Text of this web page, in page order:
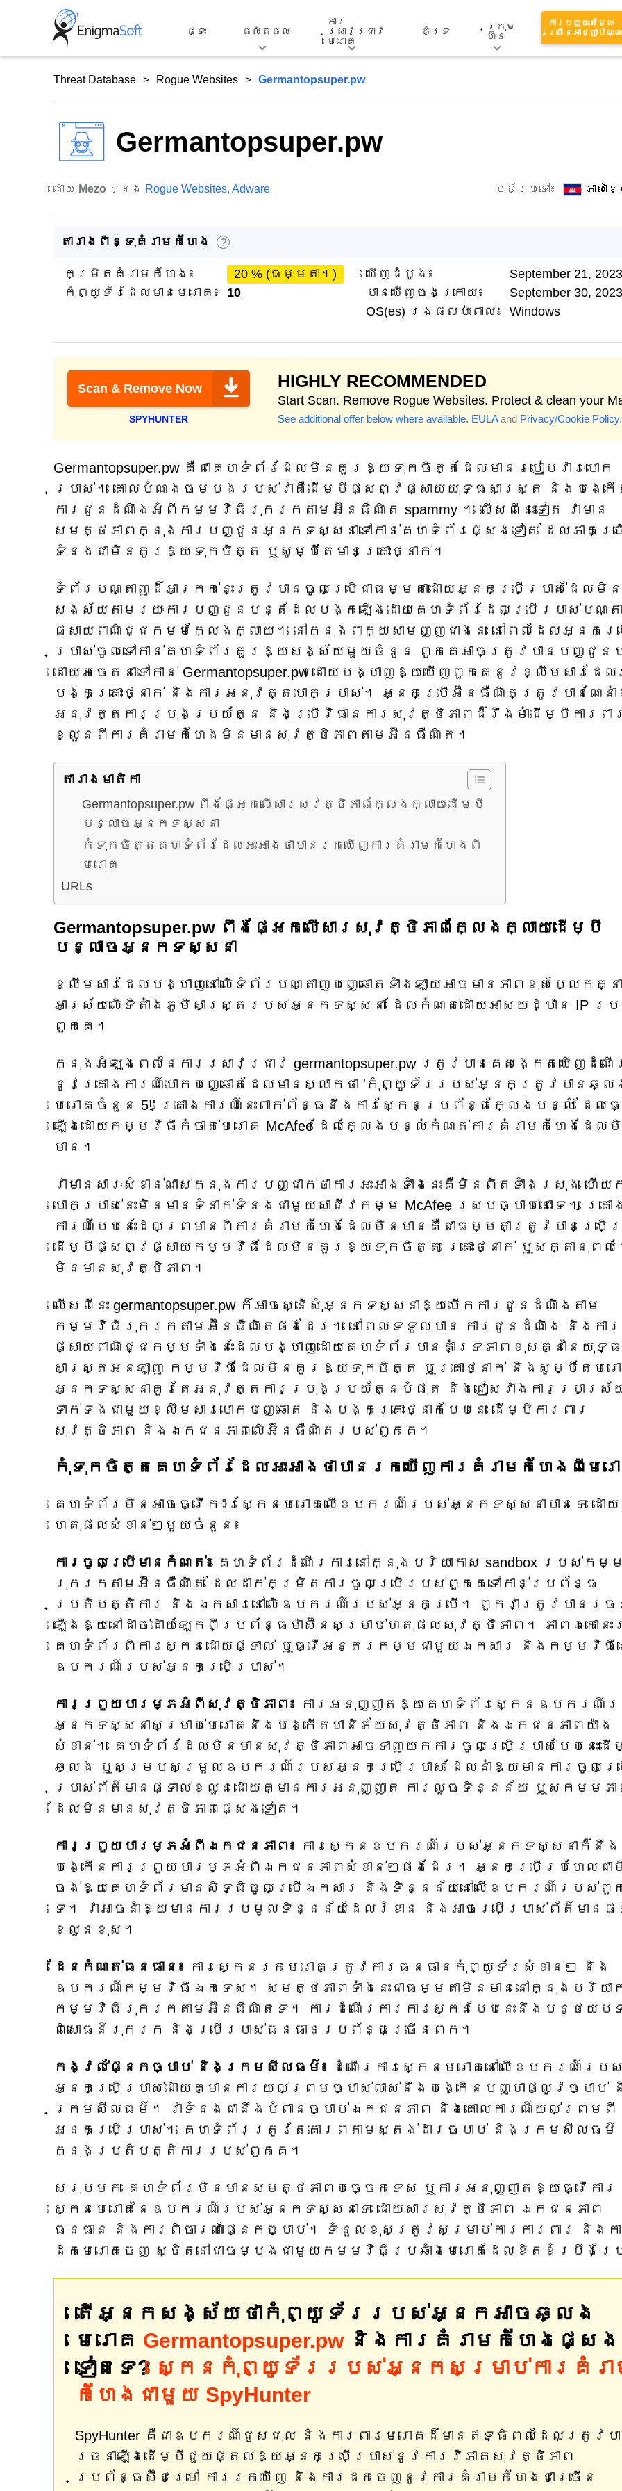
ផ្ទះ ផលិតផល
ការ
ស្រាវជ្រាវ
មេរោគ
គាំទ្រ
ក្រុម
ហ៊ុន
ការបញ្ចុះតម្លៃ
ច្រើនអាជ្ញាប័ណ្ណ
Threat Database Rogue Websites Germantopsuper.pw
Germantopsuper.pw
ដោយ Mezo ក្នុង Rogue Websites, Adware បកប្រែទៅ៖ ភាសាខ្
តារាងពិន្ទុគំរាមកំហែង ?
កម្រិតគំរាមកំហែង៖
20 % (ធម្មតា។)
កុំព្យូទ័រដែលមានមេរោគ៖
10
ឃើញដំបូង៖
September 21, 2023
បានឃើញចុងក្រោយ៖
September 30, 2023
OS(es) រងផលប៉ះពាល់៖
Windows
Scan & Remove Now
SPYHUNTER
HIGHLY RECOMMENDED
Start Scan. Remove Rogue Websites. Protect & clean your
See additional offer below where available. EULAand Privacy/Cookie Policy.
Germantopsuper.pw គឺជាគេហទំព័រដែលមិនគួរឱ្យទុកចិត្តដែលមានរបៀបវារៈបោក
ប្រាស់។ គោលបំណងចម្បងរបស់វាគឺដើម្បីផ្សព្វផ្សាយយុទ្ធសាស្ត្រ និងបង្កើ
ការជូនដំណឹងអំពីកម្មវិធីរុករកតាមអ៊ីនធឺណិត spammy ។ លើសពីនេះទៀត វាមាន
សមត្ថភាពក្នុងការបញ្ជូនអ្នកទស្សនាទៅកាន់គេហទំព័រផ្សេងទៀត ដែលភាគច្រ
ទំនងជាមិនគួរឱ្យទុកចិត្ត ឬសូម្បីតែមានគ្រោះថ្នាក់។
ទំព័របណ្តាញដ៏អាក្រក់នេះត្រូវបានចូលប្រើជាធម្មតាដោយអ្នកប្រើប្រាស់ដែលមិន
សង្ស័យតាមរយៈការបញ្ជូនបន្តដែលបង្កឡើងដោយគេហទំព័រដែលប្រើប្រាស់បណ្ត
ផ្សាយពាណិជ្ជកម្មក្លែងក្លាយ។ នៅក្នុងពាក្យសាមញ្ញជាងនេះ នៅពេលដែលអ្នកប្រ
ប្រាស់ចូលទៅកាន់គេហទំព័រគួរឱ្យសង្ស័យមួយចំនួន ពួកគេអាចត្រូវបានបញ្ជូន
ដោយអចេតនាទៅកាន់ Germantopsuper.pw ដោយបង្ហាញឱ្យឃើញពួកគេនូវខ្លឹមសារដែល
បង្កគ្រោះថ្នាក់ និងការអនុវត្តបោកប្រាស់។ អ្នក​ប្រើ​អ៊ីនធឺណិត​ត្រូវ​បាន​ណែន
អនុវត្ត​ការ​ប្រុង​ប្រយ័ត្ន និង​ប្រើ​វិធានការ​សុវត្ថិភាព​ដ៏​រឹងមាំ​ដើម្បី​ការពារ​
ខ្លួន​ពី​ការ​គំរាម​កំហែង​មិន​មាន​សុវត្ថិភាព​តាម​អ៊ីនធឺណិត។
តារាង​មាតិកា
Germantopsuper.pw ពឹងផ្អែកលើសារសុវត្ថិភាពក្លែងក្លាយដើម្បី
បន្លាចអ្នកទស្សនា
កុំទុកចិត្តគេហទំព័រដែលអះអាងថាបានរកឃើញការគំរាមកំហែងពី
មេរោគ
URLs
Germantopsuper.pw ពឹងផ្អែកលើសារសុវត្ថិភាពក្លែងក្លាយដើម្បី
បន្លាចអ្នកទស្សនា
ខ្លឹមសារដែលបង្ហាញនៅលើទំព័របណ្តាញបញ្ឆោតទាំងឡាយអាចមានភាពខុសប្លែកគ្នា
អាស្រ័យលើទីតាំងភូមិសាស្រ្តរបស់អ្នកទស្សនា ដែលកំណត់ដោយអាសយដ្ឋាន IP រ
ពួកគេ។
ក្នុងអំឡុងពេលនៃការស្រាវជ្រាវ germantopsuper.pw ត្រូវបានគេសង្កេតឃើញដំណើ
នូវគ្រោងការណ៍បោកបញ្ឆោតដែលមានស្លាកថា 'កុំព្យូទ័ររបស់អ្នកត្រូវបានឆ្ល
មេរោគចំនួន 5!' គ្រោងការណ៍នេះពាក់ព័ន្ធនឹងការស្កែនប្រព័ន្ធក្លែងបន្លំ ដែលធ្
ឡើងដោយកម្មវិធីកំចាត់មេរោគ McAfee ដែលក្លែងបន្លំកំណត់ការគំរាមកំហែងដែល
មាន។
វាមានសារៈសំខាន់ណាស់ក្នុងការបញ្ជាក់ថាការអះអាងទាំងនេះគឺមិនពិតទាំងស្រុង ហើយក
បោកប្រាស់នេះមិនមានទំនាក់ទំនងជាមួយសាជីវកម្ម McAfee ស្របច្បាប់នោះទេ។ គ្រោង
ការណ៍បែបនេះដែលព្រមានពីការគំរាមកំហែងដែលមិនមានគឺជាធម្មតាត្រូវបានប្រើ
ដើម្បីផ្សព្វផ្សាយកម្មវិធីដែលមិនគួរឱ្យទុកចិត្ត គ្រោះថ្នាក់ ឬសក្តានុពល
មិនមានសុវត្ថិភាព។
លើសពីនេះ germantopsuper.pw ក៏អាចស្នើសុំអ្នកទស្សនាឱ្យបើកការជូនដំណឹងតាម
កម្មវិធីរុករកតាមអ៊ីនធឺណិតផងដែរ។ នៅពេលទទួលបាន ការជូនដំណឹង និងការ
ផ្សាយពាណិជ្ជកម្មទាំងនេះដែលបង្ហាញដោយគេហទំព័របានគាំទ្រភាពខុសគ្នានៃយុទ្ធ
សាស្ត្រអនឡាញ កម្មវិធីដែលមិនគួរឱ្យទុកចិត្ត ឬគ្រោះថ្នាក់ និងសូម្បីតែមេរ
អ្នកទស្សនាគួរតែអនុវត្តការប្រុងប្រយ័ត្នបំផុត និងជៀសវាងការប្រាស្រ័
ទាក់ទងជាមួយខ្លឹមសារបោកបញ្ឆោត និងបង្កគ្រោះថ្នាក់បែបនេះ ដើម្បីការពារ
សុវត្ថិភាព និងឯកជនភាពលើអ៊ីនធឺណិតរបស់ពួកគេ។
កុំទុកចិត្តគេហទំព័រដែលអះអាងថាបានរកឃើញការគំរាមកំហែងពីមេរ
គេហទំព័រមិនអាចធ្វើការស្កែនមេរោគលើឧបករណ៍របស់អ្នកទស្សនាបានទេ ដោយ
ហេតុផលសំខាន់ៗមួយចំនួន៖
ការចូលប្រើមានកំណត់៖ គេហទំព័រដំណើរការនៅក្នុងបរិយាកាស sandbox របស់កម្
រុករកតាមអ៊ីនធឺណិត ដែលដាក់កម្រិតការចូលប្រើរបស់ពួកគេទៅកាន់ប្រព័ន្ធ
ប្រតិបត្តិការ និងឯកសារនៅលើឧបករណ៍របស់អ្នកប្រើ។ ពួកវាត្រូវបានរចន
ឡើងឱ្យនៅដាច់ដោយឡែកពីប្រព័ន្ធម៉ាស៊ីនសម្រាប់ហេតុផលសុវត្ថិភាព។ ភាពឯកោនេះរ
គេហទំព័រពីការស្កេនដោយផ្ទាល់ ឬធ្វើអន្តរកម្មជាមួយឯកសារ និងកម្មវិធីន
ឧបករណ៍របស់អ្នកប្រើប្រាស់។
ការព្រួយបារម្ភអំពីសុវត្ថិភាព៖
ការអនុញ្ញាតឱ្យគេហទំព័រស្កេនឧបករណ៍
អ្នកទស្សនាសម្រាប់មេរោគនឹងបង្កើតហានិភ័យសុវត្ថិភាព និងឯកជនភាពយ៉ាង
សំខាន់។ គេហទំព័រដែលមិនមានសុវត្ថិភាពអាចទាញយកការចូលប្រើប្រាស់បែបនេះដើ
ឆ្លង ឬសម្របសម្រួលឧបករណ៍របស់អ្នកប្រើប្រាស់ ដែលនាំឱ្យមានការចូលប្រ
ប្រាស់ព័ត៌មានផ្ទាល់ខ្លួនដោយគ្មានការអនុញ្ញាត ការលួចទិន្នន័យ ឬសកម្មភា
ដែលមិនមានសុវត្ថិភាពផ្សេងទៀត។
ការព្រួយបារម្ភអំពីឯកជនភាព៖
ការស្កេនឧបករណ៍របស់អ្នកទស្សនាក៏នឹង
បង្កើនការព្រួយបារម្ភអំពីឯកជនភាពសំខាន់ៗផងដែរ។ អ្នក​ប្រើ​ប្រហែល​ជា​
ចង់​ឱ្យ​គេហទំព័រ​មាន​សិទ្ធិ​ចូល​ប្រើ​ឯកសារ និង​ទិន្នន័យ​នៅ​លើ​ឧបករណ៍​របស់​ពួក
ទេ។ វា​អាច​នាំ​ឱ្យ​មាន​ការ​ប្រមូល​ទិន្នន័យ​ដែល​រំខាន និង​អាច​ប្រើ​ប្រាស់​ព័ត៌មាន​ផ្
ខ្លួន​ខុស។
ដែនកំណត់ធនធាន៖
ការស្កេនរកមេរោគត្រូវការធនធានកុំព្យូទ័រសំខាន់ៗ និង
ឧបករណ៍កម្មវិធីឯកទេស។ សមត្ថភាពទាំងនេះជាធម្មតាមិនមាននៅក្នុងបរិយាក
កម្មវិធីរុករកតាមអ៊ីនធឺណិតទេ។ ការដំណើរការការស្កេនបែបនេះនឹងបន្ថយប
ពិសោធន៍រុករក និងប្រើប្រាស់ធនធានប្រព័ន្ធច្រើនពេក។
កង្វល់ផ្នែកច្បាប់ និងក្រមសីលធម៌៖
ដំណើរការស្កេនមេរោគនៅលើឧបករណ៍រប
អ្នកប្រើប្រាស់ដោយគ្មានការយល់ព្រមច្បាស់លាស់នឹងបង្កើនបញ្ហាផ្លូវច្បាប់
ក្រមសីលធម៌។ វាទំនងជានឹងបំពានច្បាប់ឯកជនភាព និងគោលការណ៍យល់ព្រមពី
អ្នកប្រើប្រាស់។ គេហទំព័រត្រូវតែគោរពតាមស្តង់ដារច្បាប់ និងក្រមសីលធម៌
ក្នុងប្រតិបត្តិការរបស់ពួកគេ។
សរុបមក គេហទំព័រមិនមានសមត្ថភាពបច្ចេកទេស ឬការអនុញ្ញាតឱ្យធ្វើការ
ស្កេនមេរោគនៃឧបករណ៍របស់អ្នកទស្សនាទេ ដោយសារសុវត្ថិភាព ឯកជនភាព
ធនធាន និងការពិចារណាផ្នែកច្បាប់។ ទំនួលខុសត្រូវសម្រាប់ការការពារ និងក
ដកមេរោគចេញ ស្ថិតនៅជាចម្បងជាមួយកម្មវិធីប្រឆាំងមេរោគដែលខិតខំប្រឹងប្រ
តើអ្នកសង្ស័យថាកុំព្យូទ័ររបស់អ្នកអាចឆ្លង
មេរោគ Germantopsuper.pwនិងការគំរាមកំហែងផ្សេង
ទៀតទេ? ស្កេនកុំព្យូទ័ររបស់អ្នកសម្រាប់ការគំរា
កំហែងជាមួយ SpyHunter
SpyHunter គឺជាឧបករណ៍ជួសជុល និងការពារមេរោគដ៏មានឥទ្ធិពលដែលត្រូវប
រចនាឡើងដើម្បីជួយផ្តល់ឱ្យអ្នកប្រើប្រាស់នូវការវិភាគសុវត្ថិភាព
ប្រព័ន្ធស៊ីជម្រៅ ការរកឃើញ និងការដកចេញនូវការគំរាមកំហែងជាច្រើន